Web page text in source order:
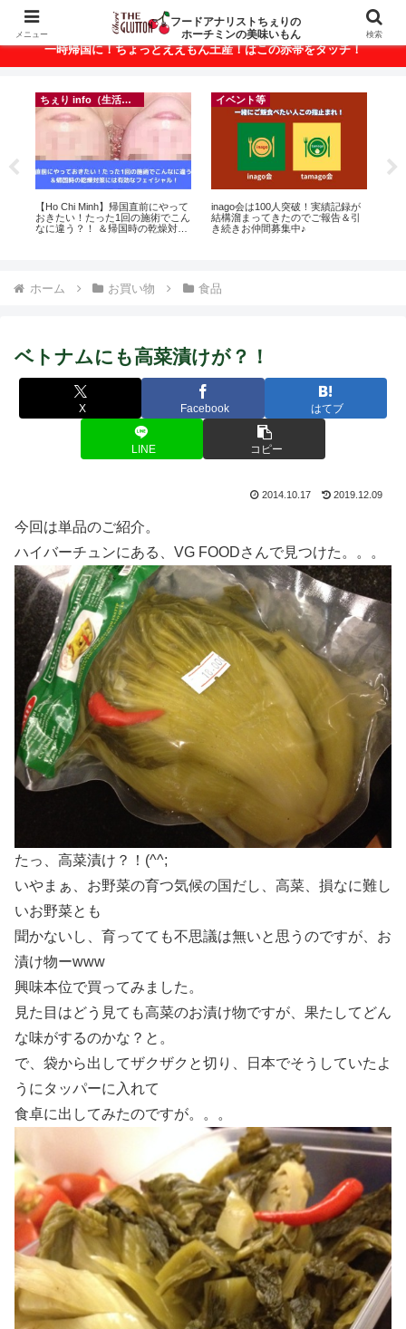
ベトナム・ホーチミンの美味いもんが満載！
一時帰国に！ちょっとええもん土産！はこの赤帯をタッチ！
ちぇり info（生活情報）
【Ho Chi Minh】帰国直前にやって
おきたい！たった1回の施術でこん
なに違う？！ ＆帰国時の乾燥対策
イベント等
inago会は100人突破！実績記録が
結構溜まってきたのでご報告＆引
き続きお仲間募集中♪
ホーム お買い物 食品
ベトナムにも高菜漬けが？！
X Facebook はてブ
LINE コピー
2014.10.17 2019.12.09
今回は単品のご紹介。
ハイバーチュンにある、VG FOODさんで見つけた。。。
たっ、高菜漬け？！(^^;
いやまぁ、お野菜の育つ気候の国だし、高菜、損なに難し
いお野菜とも
聞かないし、育ってても不思議は無いと思うのですが、お
漬け物ーwww
興味本位で買ってみました。
見た目はどう見ても高菜のお漬け物ですが、果たしてどん
な味がするのかな？と。
で、袋から出してザクザクと切り、日本でそうしていたよ
うにタッパーに入れて
食卓に出してみたのですが。。。
メニュー
フードアナリストちぇりの
ホーチミンの美味いもん
検索